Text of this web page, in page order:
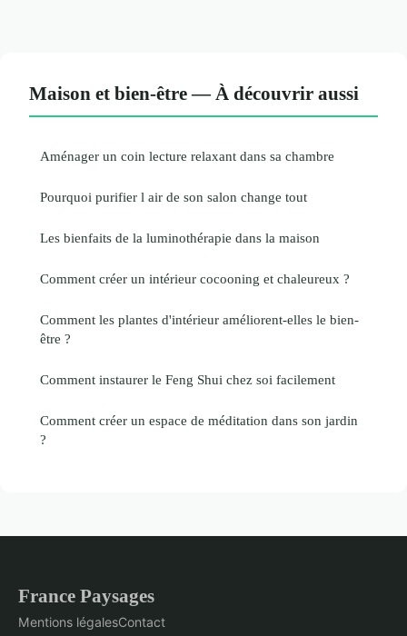
Maison et bien-être — À découvrir aussi
Aménager un coin lecture relaxant dans sa chambre
Pourquoi purifier l air de son salon change tout
Les bienfaits de la luminothérapie dans la maison
Comment créer un intérieur cocooning et chaleureux ?
Comment les plantes d'intérieur améliorent-elles le bien-
être ?
Comment instaurer le Feng Shui chez soi facilement
Comment créer un espace de méditation dans son jardin
?
France Paysages
Mentions légalesContact